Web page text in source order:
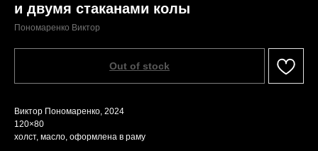
и двумя стаканами колы
Пономаренко Виктор
Out of stock
Виктор Пономаренко, 2024
120×80
холст, масло, оформлена в раму